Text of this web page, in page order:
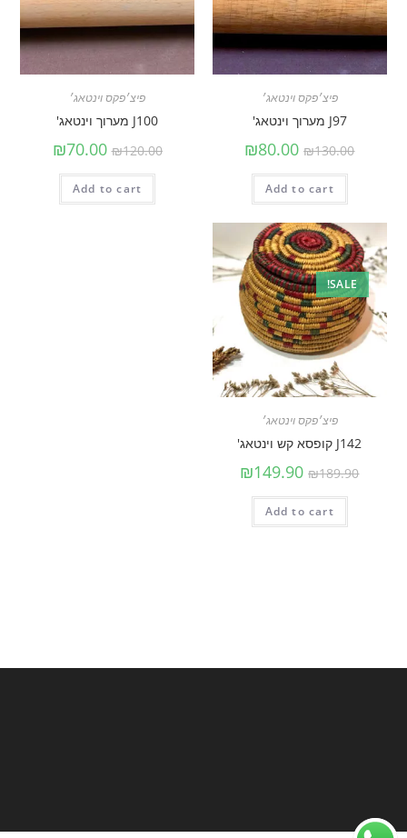
פיצ׳פקס וינטאג׳
J97 מערוך וינטאג'
₪130.00
₪80.00
Add to cart
פיצ׳פקס וינטאג׳
J100 מערוך וינטאג'
₪120.00
₪70.00
Add to cart
SALE!
פיצ׳פקס וינטאג׳
J142 קופסא קש וינטאג'
₪189.90
₪149.90
Add to cart